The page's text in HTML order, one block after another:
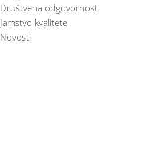
Društvena odgovornost
Jamstvo kvalitete
Novosti